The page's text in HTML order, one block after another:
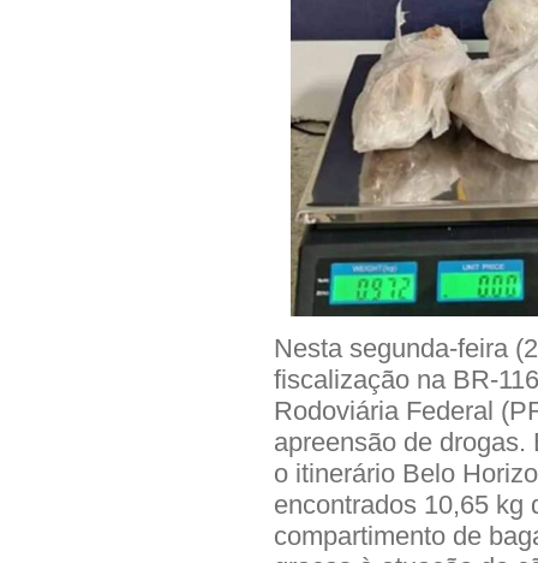
Nesta segunda-feira
fiscalização na BR-
Rodoviária Federal
apreensão de
o itinerário Belo
encontrados 10,65 kg
compartimento de